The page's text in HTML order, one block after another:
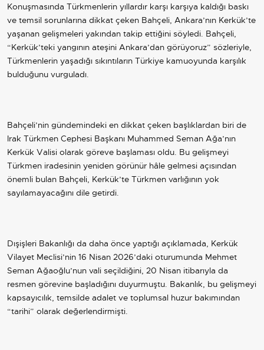
Konuşmasında Türkmenlerin yıllardır karşı karşıya kaldığı baskı
ve temsil sorunlarına dikkat çeken Bahçeli, Ankara’nın Kerkük’te
yaşanan gelişmeleri yakından takip ettiğini söyledi. Bahçeli,
“Kerkük’teki yangının ateşini Ankara’dan görüyoruz” sözleriyle,
Türkmenlerin yaşadığı sıkıntıların Türkiye kamuoyunda karşılık
bulduğunu vurguladı.
Bahçeli’nin gündemindeki en dikkat çeken başlıklardan biri de
Irak Türkmen Cephesi Başkanı Muhammed Seman Ağa’nın
Kerkük Valisi olarak göreve başlaması oldu. Bu gelişmeyi
Türkmen iradesinin yeniden görünür hâle gelmesi açısından
önemli bulan Bahçeli, Kerkük’te Türkmen varlığının yok
sayılamayacağını dile getirdi.
Dışişleri Bakanlığı da daha önce yaptığı açıklamada, Kerkük
Vilayet Meclisi’nin 16 Nisan 2026’daki oturumunda Mehmet
Seman Ağaoğlu’nun vali seçildiğini, 20 Nisan itibarıyla da
resmen görevine başladığını duyurmuştu. Bakanlık, bu gelişmeyi
kapsayıcılık, temsilde adalet ve toplumsal huzur bakımından
“tarihi” olarak değerlendirmişti.